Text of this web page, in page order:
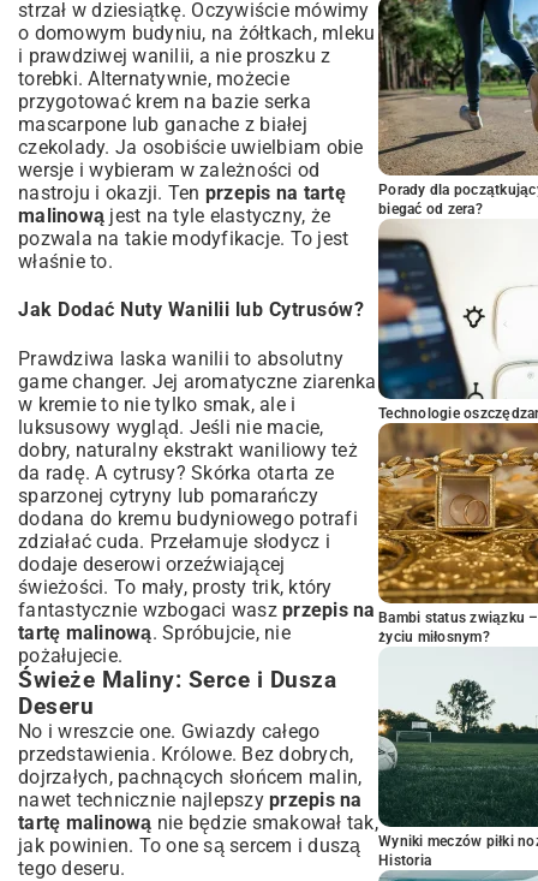
strzał w dziesiątkę. Oczywiście mówimy
o domowym budyniu, na żółtkach, mleku
i prawdziwej wanilii, a nie proszku z
torebki. Alternatywnie, możecie
przygotować krem na bazie serka
mascarpone lub ganache z białej
czekolady. Ja osobiście uwielbiam obie
wersje i wybieram w zależności od
nastroju i okazji. Ten przepis na tartę
malinową jest na tyle elastyczny, że
pozwala na takie modyfikacje. To jest
właśnie to.
Jak Dodać Nuty Wanilii lub Cytrusów?
Prawdziwa laska wanilii to absolutny
game changer. Jej aromatyczne ziarenka
w kremie to nie tylko smak, ale i
luksusowy wygląd. Jeśli nie macie,
dobry, naturalny ekstrakt waniliowy też
da radę. A cytrusy? Skórka otarta ze
sparzonej cytryny lub pomarańczy
dodana do kremu budyniowego potrafi
zdziałać cuda. Przełamuje słodycz i
dodaje deserowi orzeźwiającej
świeżości. To mały, prosty trik, który
fantastycznie wzbogaci wasz przepis na
tartę malinową. Spróbujcie, nie
pożałujecie.
Świeże Maliny: Serce i Dusza
Deseru
No i wreszcie one. Gwiazdy całego
przedstawienia. Królowe. Bez dobrych,
dojrzałych, pachnących słońcem malin,
nawet technicznie najlepszy przepis na
tartę malinową nie będzie smakował tak,
jak powinien. To one są sercem i duszą
tego deseru.
Porady dla
biegać od zera?
Technologie
Bambi status związku
życiu miłosnym?
Wyniki meczów piłki
Historia